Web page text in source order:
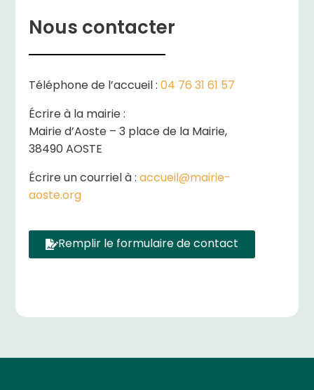
Nous contacter
Téléphone de l’accueil : 04 76 31 61 57
Écrire à la mairie :
Mairie d’Aoste – 3 place de la Mairie,
38490 AOSTE
Écrire un courriel à : accueil@mairie-
aoste.org
Remplir le formulaire de contact